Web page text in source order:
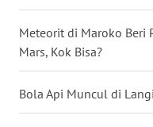
Meteorit di Maroko Beri
Mars, Kok Bisa?
Bola Api Muncul di
WN
SULBAR
WN